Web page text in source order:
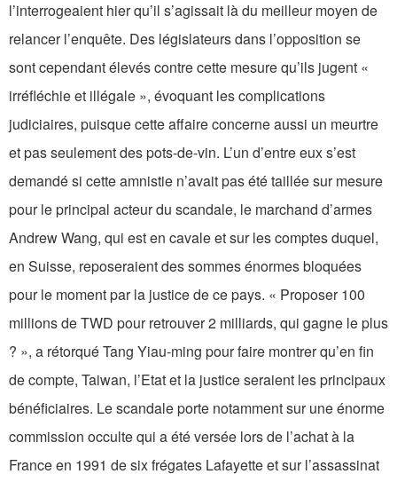
l’interrogeaient hier qu’il s’agissait là du meilleur moyen de
relancer l’enquête. Des législateurs dans l’opposition se
sont cependant élevés contre cette mesure qu’ils jugent «
irréfléchie et illégale », évoquant les complications
judiciaires, puisque cette affaire concerne aussi un meurtre
et pas seulement des pots-de-vin. L’un d’entre eux s’est
demandé si cette amnistie n’avait pas été taillée sur mesure
pour le principal acteur du scandale, le marchand d’armes
Andrew Wang, qui est en cavale et sur les comptes duquel,
en Suisse, reposeraient des sommes énormes bloquées
pour le moment par la justice de ce pays. « Proposer 100
millions de TWD pour retrouver 2 milliards, qui gagne le plus
? », a rétorqué Tang Yiau-ming pour faire montrer qu’en fin
de compte, Taiwan, l’Etat et la justice seraient les principaux
bénéficiaires. Le scandale porte notamment sur une énorme
commission occulte qui a été versée lors de l’achat à la
France en 1991 de six frégates Lafayette et sur l’assassinat